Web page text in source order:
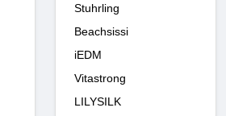
Stuhrling
Beachsissi
iEDM
Vitastrong
LILYSILK